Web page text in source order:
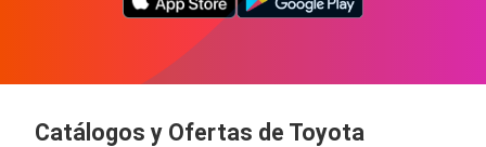
Catálogos y Ofertas de Toyota